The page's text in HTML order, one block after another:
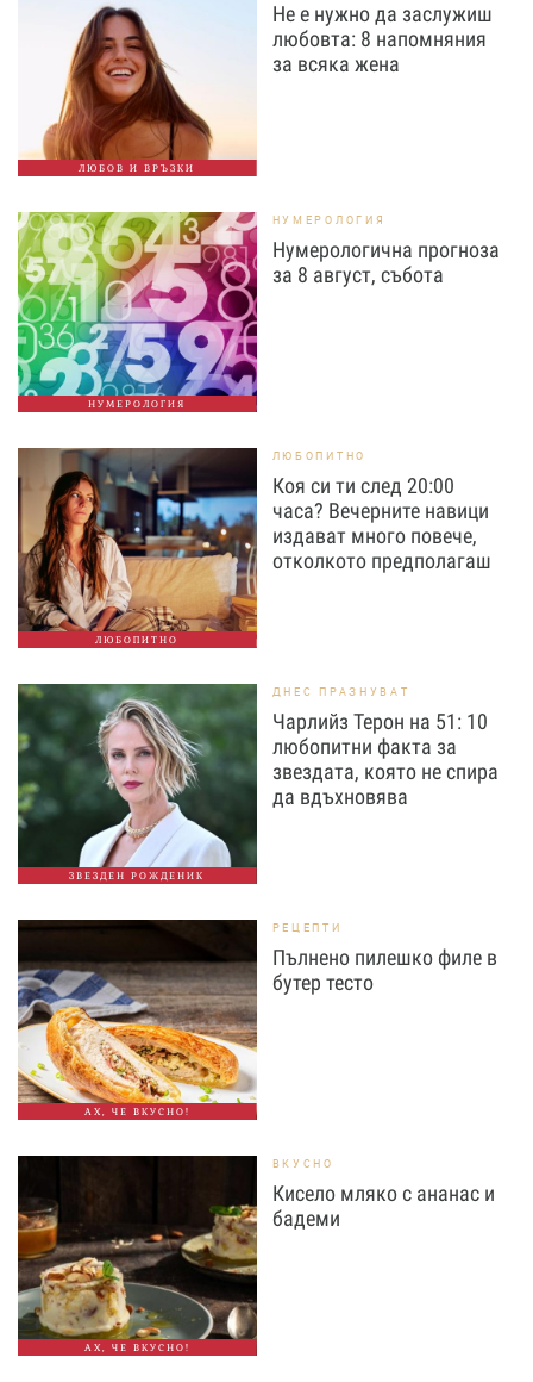
ЛЮБОВ И ВРЪЗКИ
Не е нужно да заслужиш
любовта: 8 напомняния
за всяка жена
НУМЕРОЛОГИЯ
НУМЕРОЛОГИЯ
Нумерологична прогноза
за 8 август, събота
ЛЮБОПИТНО
ЛЮБОПИТНО
Коя си ти след 20:00
часа? Вечерните навици
издават много повече,
отколкото предполагаш
ЗВЕЗДЕН РОЖДЕНИК
ДНЕС ПРАЗНУВАТ
Чарлийз Терон на 51: 10
любопитни факта за
звездата, която не спира
да вдъхновява
АХ, ЧЕ ВКУСНО!
РЕЦЕПТИ
Пълнено пилешко филе в
бутер тесто
АХ, ЧЕ ВКУСНО!
ВКУСНО
Кисело мляко с ананас и
бадеми